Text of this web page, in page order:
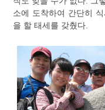
소에 도착하여 간단히
을 할 태세를 갖췄다.